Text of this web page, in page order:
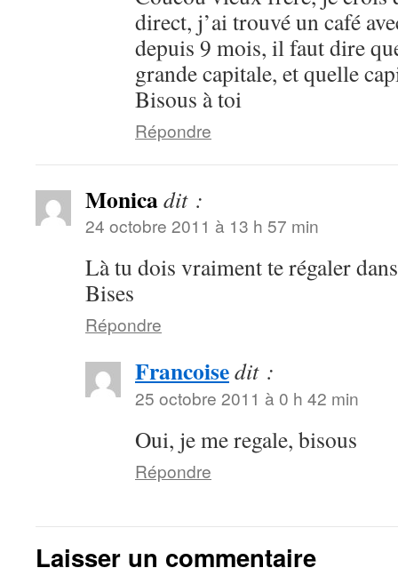
direct, j’ai trouvé un café
depuis 9 mois, il faut dire
grande capitale, et quelle
Bisous à toi
Répondre
Monicadit :
24 octobre 2011 à 13 h 57 min
Là tu dois vraiment te régaler
Bises
Répondre
Francoisedit :
25 octobre 2011 à 0 h 42 min
Oui, je me regale, bisous
Répondre
Laisser un commentaire